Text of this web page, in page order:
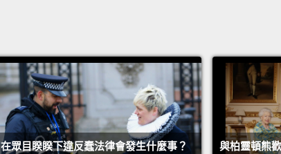
在眾目睽睽下違反蠢法律會發生什麼事？ 與柏靈頓熊